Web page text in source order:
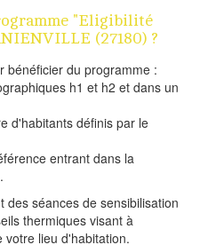
"Eligibilité
(27180) ?
bénéficier du programme :
h1 et h2 et dans un
d'habitants définis par le
entrant dans la
séances de sensibilisation
thermiques visant à
lieu d'habitation.